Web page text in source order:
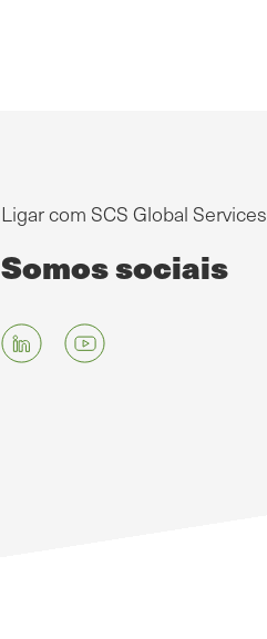
Ligar com SCS Global Services
Somos sociais